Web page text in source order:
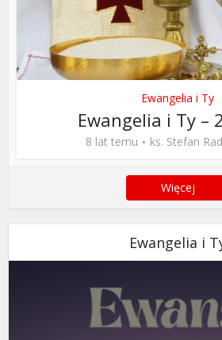
Ewangelia i Ty
Ewangelia i Ty –
8 lat temu ks. Stefan
Więcej
Ewangelia i